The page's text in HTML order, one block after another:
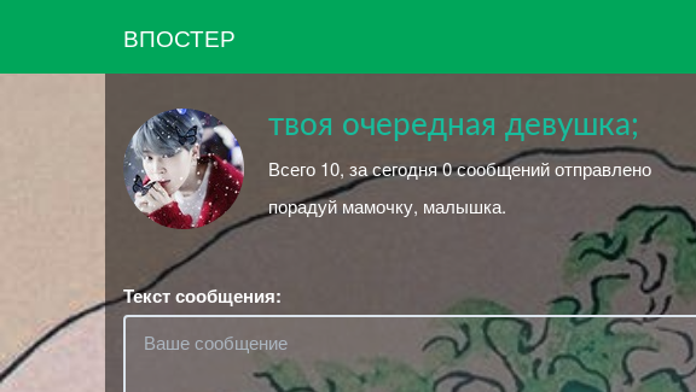
ВПОСТЕР
твоя очередная девушка;
Всего 10, за сегодня 0 сообщений отправлено
порадуй мамочку, малышка.
Текст сообщения: